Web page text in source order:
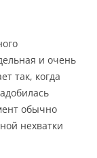
и очень
так, когда
обычно
нехватки